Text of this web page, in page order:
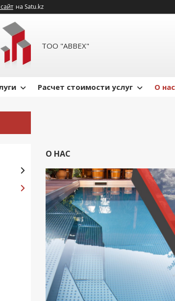
на Satu.kz
ТОО "ABBEX"
Расчет стоимости услуг О нас
О НАС